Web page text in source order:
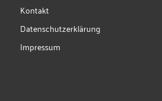
Kontakt
Datenschutzerklärung
Impressum